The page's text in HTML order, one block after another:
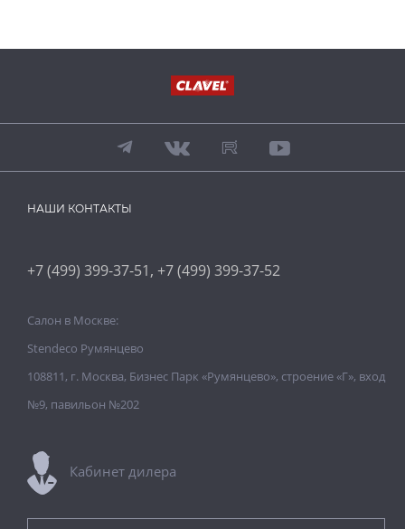
НАШИ КОНТАКТЫ
+7 (499) 399-37-51, +7 (499) 399-37-52
Салон в Москве:
Stendeco Румянцево
108811, г. Москва, Бизнес Парк «Румянцево», строение «Г», вход
№9, павильон №202
Кабинет дилера